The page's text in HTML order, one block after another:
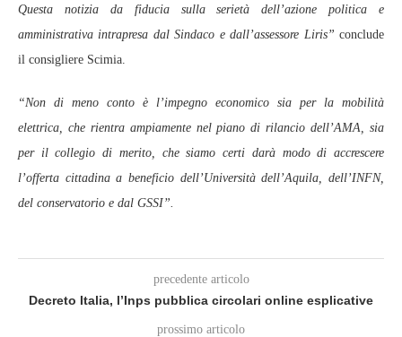
Questa notizia da fiducia sulla serietà dell’azione politica e
amministrativa intrapresa dal Sindaco e dall’assessore Liris” conclude
il consigliere Scimia.
“Non di meno conto è l’impegno economico sia per la mobilità
elettrica, che rientra ampiamente nel piano di rilancio dell’AMA, sia
per il collegio di merito, che siamo certi darà modo di accrescere
l’offerta cittadina a beneficio dell’Università dell’Aquila, dell’INFN,
del conservatorio e dal GSSI”.
precedente articolo
Decreto Italia, l’Inps pubblica circolari online esplicative
prossimo articolo